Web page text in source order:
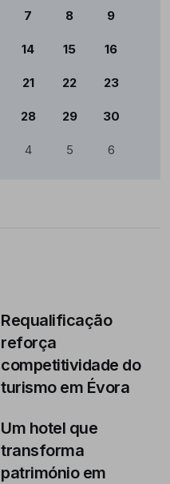
7 8 9
14 15 16
21 22 23
28 29 30
4 5 6
Requalificação
reforça
competitividade do
turismo em Évora
Um hotel que
transforma
património em